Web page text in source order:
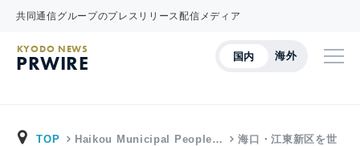
共同通信グループのプレスリリース配信メディア
国内 海外
KYODO NEWS
PRWIRE
TOP Haikou Municipal People… 海口・江東新区を世